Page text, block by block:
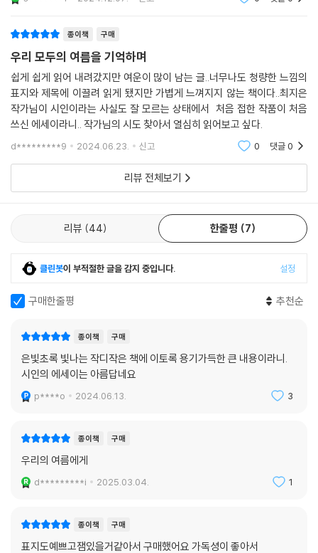
간도 기억하지만, 울고 난 뒤 걸레를 빨고, 책을 펴 말리고, 흙탕물을 닦아
물기를 짜낼 수 있었던 건 나를 붙들어 매던 순간들이 있었기 때문이에요.
할머니의 노란 달걀찜을 떠올리는 것만으로도, 지금은 없지만 ‘있었던’ 순
간만으로도 젖은 것이 마를 때까지 기다릴 수 있었습니다. 젖지 않았다면
참 좋았겠지만, 두 발에 차오르던 빗물의 감각을 꿈에서도 잊을 수 없지만,
신기한 일이에요. 나를 붙들어 매는 순간들은 여전히 내 곁에서 숨쉬고 있
으니까요. 꿀설기는 많이 달지 않고 참 맛있었습니다.
--- pp.178-179
검은 개 흰 개와 함께 최지은
종이책 구매
우리 모두의 여름을 기억하며
쉽게 쉽게 읽어 내려갔지만 여운이 많이 남는 글..너무나도 청량한 느낌의
표지와 제목에 이끌려 읽게 됐지만 가볍게 느껴지지 않는 책이다..최지은
작가님이 시인이라는 사실도 잘 모르는 상태에서 처음 접한 작품이 처음
쓰신 에세이라니.. 작가님의 시도 찾아서 열심히 읽어보고 싶다.
d*********9 2024.06.23. 신고 0 댓글0
리뷰 전체보기
리뷰 44 한줄평 7
클린봇이 부적절한 글을 감지 중입니다. 설정
구매한줄평 추천순
종이책 구매
은빛초록 빛나는 작디작은 책에 이토록 용기가득한 큰 내용이라니.
시인의 에세이는 아름답네요
p****o 2024.06.13. 3
종이책 구매
우리의 여름에게
d*********i 2025.03.04. 1
종이책 구매
표지도예쁘고잼있을거같아서 구매했어요 가독셩이 좋아서